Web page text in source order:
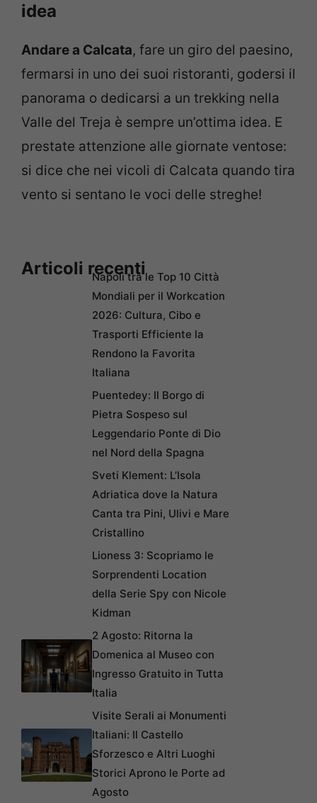
idea
Andare a Calcata, fare un giro del paesino,
fermarsi in uno dei suoi ristoranti, godersi il
panorama o dedicarsi a un trekking nella
Valle del Treja è sempre un’ottima idea. E
prestate attenzione alle giornate ventose:
si dice che nei vicoli di Calcata quando tira
vento si sentano le voci delle streghe!
Articoli recentiNapoli tra le Top 10 Città
Mondiali per il Workcation
2026: Cultura, Cibo e
Trasporti Efficiente la
Rendono la Favorita
Italiana
Puentedey: Il Borgo di
Pietra Sospeso sul
Leggendario Ponte di Dio
nel Nord della Spagna
Sveti Klement: L’Isola
Adriatica dove la Natura
Canta tra Pini, Ulivi e Mare
Cristallino
Lioness 3: Scopriamo le
Sorprendenti Location
della Serie Spy con Nicole
Kidman
2 Agosto: Ritorna la
Domenica al Museo con
Ingresso Gratuito in Tutta
Italia
Visite Serali ai Monumenti
Italiani: Il Castello
Sforzesco e Altri Luoghi
Storici Aprono le Porte ad
Agosto